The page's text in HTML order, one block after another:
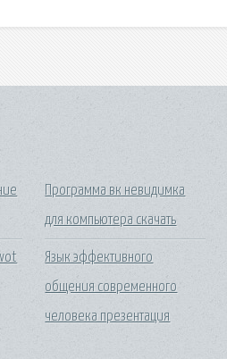
Программа вк невидимка
для компьютера скачать
Язык эффективного
общения современного
человека презентация